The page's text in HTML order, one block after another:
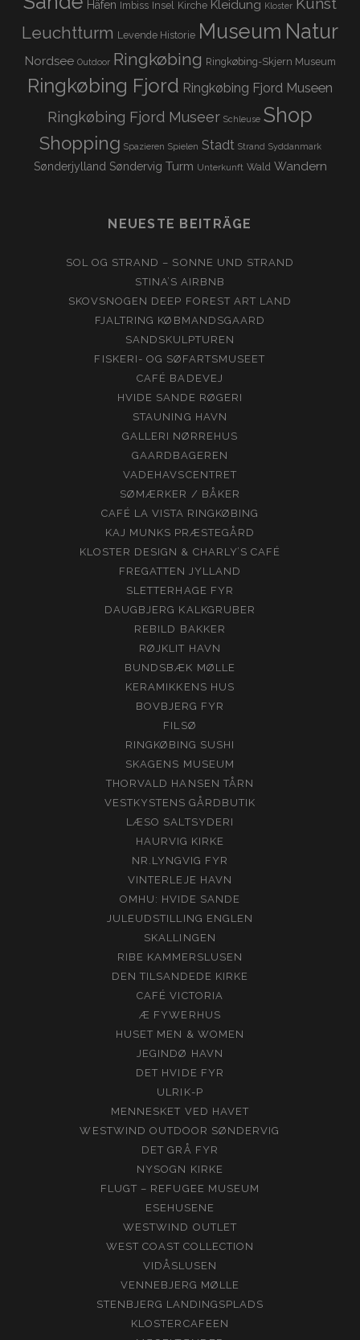
Häfen Imbiss Insel Kirche Kleidung Kloster
Leuchtturm Levende Historie Museum Natur
Nordsee Outdoor Ringkøbing Ringkøbing-Skjern Museum
Ringkøbing Fjord Ringkøbing Fjord Museen
Ringkøbing Fjord Museer Schleuse Shop
Shopping Spazieren Spielen Stadt Strand Syddanmark
Sønderjylland Søndervig Turm Unterkunft Wald Wandern
NEUESTE BEITRÄGE
SOL OG STRAND – SONNE UND STRAND
STINA’S AIRBNB
SKOVSNOGEN DEEP FOREST ART LAND
FJALTRING KØBMANDSGAARD
SANDSKULPTUREN
FISKERI- OG SØFARTSMUSEET
CAFÉ BADEVEJ
HVIDE SANDE RØGERI
STAUNING HAVN
GALLERI NØRREHUS
GAARDBAGEREN
VADEHAVSCENTRET
SØMÆRKER / BÅKER
CAFÉ LA VISTA RINGKØBING
KAJ MUNKS PRÆSTEGÅRD
KLOSTER DESIGN & CHARLY’S CAFÉ
FREGATTEN JYLLAND
SLETTERHAGE FYR
DAUGBJERG KALKGRUBER
REBILD BAKKER
RØJKLIT HAVN
BUNDSBÆK MØLLE
KERAMIKKENS HUS
BOVBJERG FYR
FILSØ
RINGKØBING SUSHI
SKAGENS MUSEUM
THORVALD HANSEN TÅRN
VESTKYSTENS GÅRDBUTIK
LÆSO SALTSYDERI
HAURVIG KIRKE
NR.LYNGVIG FYR
VINTERLEJE HAVN
OMHU: HVIDE SANDE
JULEUDSTILLING ENGLEN
SKALLINGEN
RIBE KAMMERSLUSEN
DEN TILSANDEDE KIRKE
CAFÉ VICTORIA
Æ FYWERHUS
HUSET MEN & WOMEN
JEGINDØ HAVN
DET HVIDE FYR
ULRIK-P
MENNESKET VED HAVET
WESTWIND OUTDOOR SØNDERVIG
DET GRÅ FYR
NYSOGN KIRKE
FLUGT – REFUGEE MUSEUM
ESEHUSENE
WESTWIND OUTLET
WEST COAST COLLECTION
VIDÅSLUSEN
VENNEBJERG MØLLE
STENBJERG LANDINGSPLADS
KLOSTERCAFEEN